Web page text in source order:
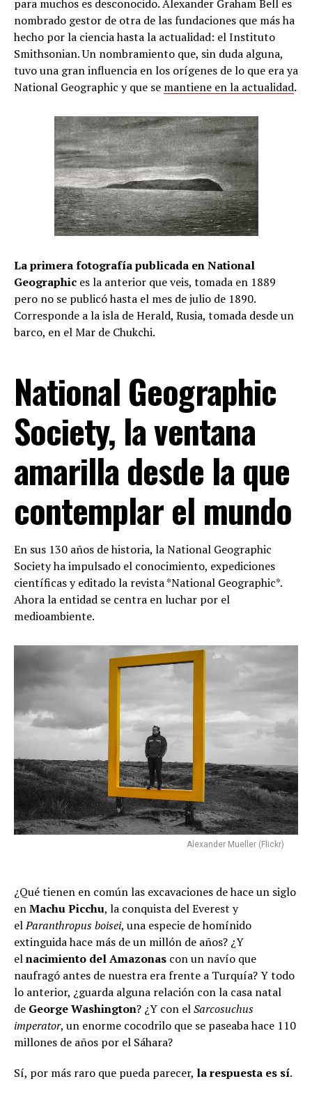
para muchos es desconocido. Alexander Graham Bell es
nombrado gestor de otra de las fundaciones que más ha
hecho por la ciencia hasta la actualidad: el Instituto
Smithsonian. Un nombramiento que, sin duda alguna,
tuvo una gran influencia en los orígenes de lo que era ya
National Geographic y que se mantiene en la actualidad.
La primera fotografía publicada en National
Geographic es la anterior que veis, tomada en 1889
pero no se publicó hasta el mes de julio de 1890.
Corresponde a la isla de Herald, Rusia, tomada desde un
barco, en el Mar de Chukchi.
National Geographic
Society, la ventana
amarilla desde la que
contemplar el mundo
En sus 130 años de historia, la National Geographic
Society ha impulsado el conocimiento, expediciones
científicas y editado la revista *National Geographic*.
Ahora la entidad se centra en luchar por el
medioambiente.
Alexander Mueller (Flickr)
¿Qué tienen en común las excavaciones de hace un siglo
enMachu Picchu, la conquista del Everest y
elParanthropus boisei, una especie de homínido
extinguida hace más de un millón de años? ¿Y
elnacimiento del Amazonas con un navío que
naufragó antes de nuestra era frente a Turquía? Y todo
lo anterior, ¿guarda alguna relación con la casa natal
de George Washington? ¿Y con elSarcosuchus
imperator, un enorme cocodrilo que se paseaba hace 110
millones de años por el Sáhara?
Sí, por más raro que pueda parecer, la respuesta es sí.